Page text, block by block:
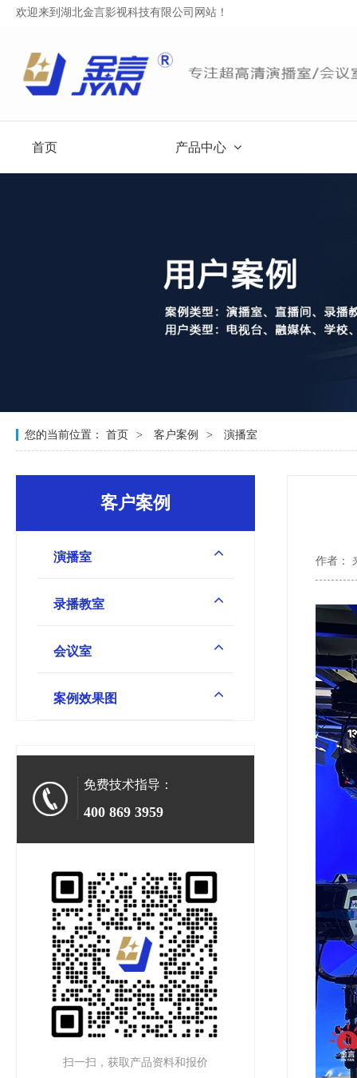
欢迎来到湖北金言影视科技有限公司网站！
首页 产品中心
您的当前位置： 首页 客户案例 演播室
客户案例
演播室
录播教室
会议室
案例效果图
免费技术指导：
400 869 3959
扫一扫，获取产品资料和报价
作者：